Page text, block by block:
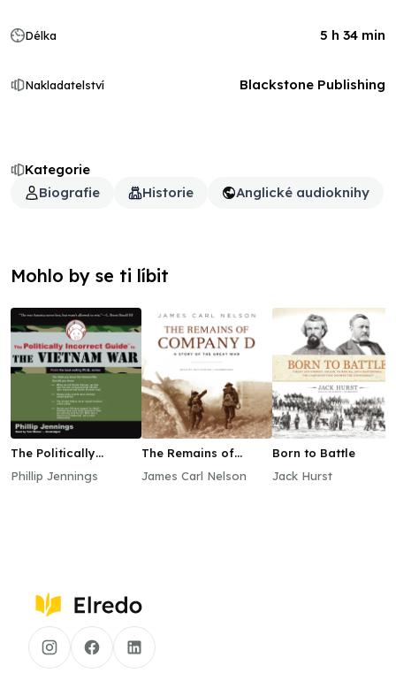
Kategorie
Biografie
Historie Anglické audioknihy
Délka 5 h 34 min
Nakladatelství Blackstone Publishing
Mohlo by se ti líbit
The Politically
the Vietnam War
Phillip Jennings
The Remains of
James Carl Nelson
Born to Battle
Jack Hurst